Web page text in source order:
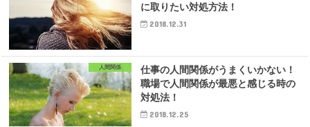
に取りたい対処方法！
2018.12.31
人間関係
仕事の人間関係がうまくいかない！
職場で人間関係が最悪と感じる時の
対処法！
2018.12.25